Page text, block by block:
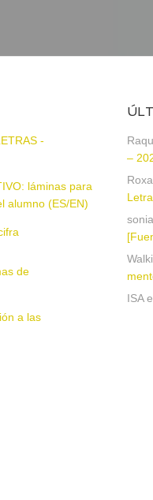
-
láminas para
alumno (ES/EN)
de
a las
–
sonia
ISA